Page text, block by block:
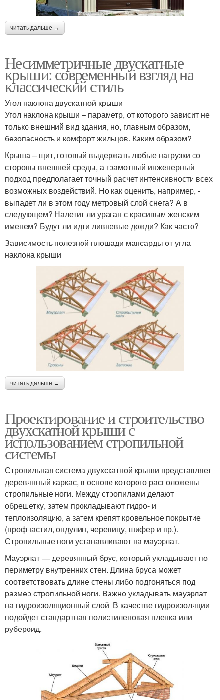
читать дальше →
Несимметричные двускатные
крыши: современный взгляд на
классический стиль
Угол наклона двускатной крыши
Угол наклона крыши – параметр, от которого зависит не
только внешний вид здания, но, главным образом,
безопасность и комфорт жильцов. Каким образом?
Крыша – щит, готовый выдержать любые нагрузки со
стороны внешней среды, а грамотный инженерный
подход предполагает точный расчет интенсивности всех
возможных воздействий. Но как оценить, например, -
выпадет ли в этом году метровый слой снега? А в
следующем? Налетит ли ураган с красивым женским
именем? Будут ли идти ливневые дожди? Как часто?
Зависимость полезной площади мансарды от угла
наклона крыши
читать дальше →
Проектирование и строительство
двухскатной крыши с
использованием стропильной
системы
Стропильная система двухскатной крыши представляет
деревянный каркас, в основе которого расположены
стропильные ноги. Между стропилами делают
обрешетку, затем прокладывают гидро- и
теплоизоляцию, а затем крепят кровельное покрытие
(профнастил, ондулин, черепицу, шифер и пр.).
Стропильные ноги устанавливают на мауэрлат.
Мауэрлат — деревянный брус, который укладывают по
периметру внутренних стен. Длина бруса может
соответствовать длине стены либо подгоняться под
размер стропильной ноги. Важно укладывать мауэрлат
на гидроизоляционный слой! В качестве гидроизоляции
подойдет стандартная полиэтиленовая пленка или
рубероид.